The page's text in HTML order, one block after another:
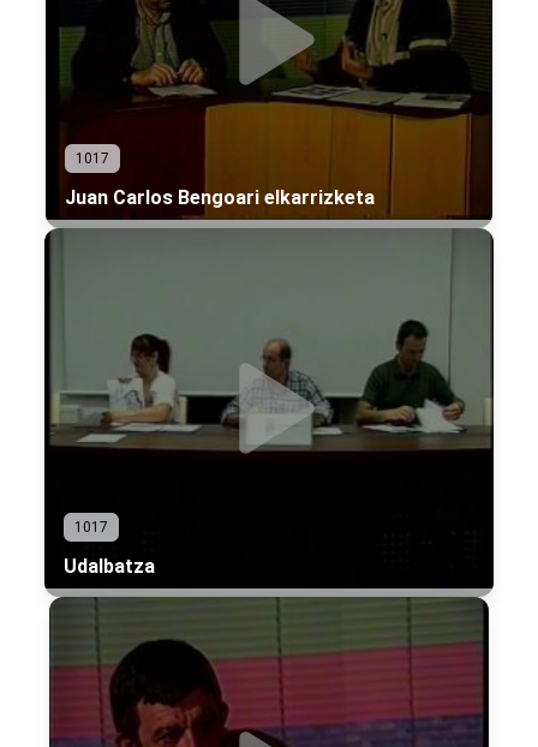
1017
Juan Carlos Bengoari elkarrizketa
1017
Udalbatza